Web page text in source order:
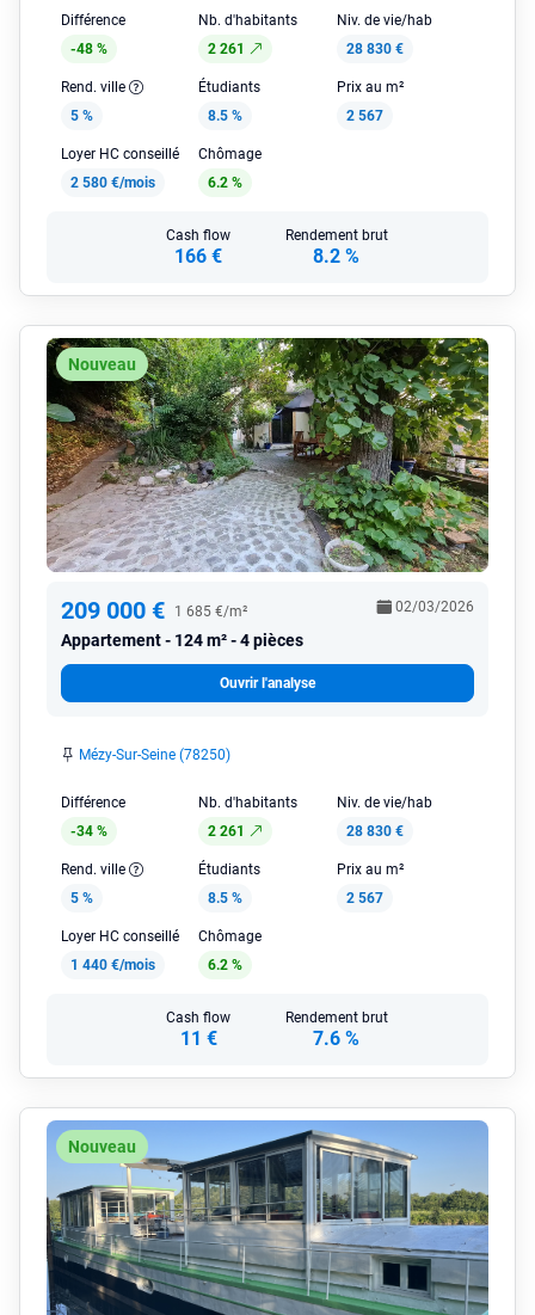
Différence
-48 %
Nb. d'habitants
2 261
Niv. de vie/hab
28 830 €
Rend. ville
5 %
Étudiants
8.5 %
Prix au m²
2 567
Loyer HC conseillé
2 580 €/mois
Chômage
6.2 %
Cash flow
166 €
Rendement brut
8.2 %
Nouveau
209 000 € 1 685 €/m²
Appartement 124 m² - 4 pièces
02/03/2026
Ouvrir l'analyse
Mézy-Sur-Seine (78250)
Différence
-34 %
Nb. d'habitants
2 261
Niv. de vie/hab
28 830 €
Rend. ville
5 %
Étudiants
8.5 %
Prix au m²
2 567
Loyer HC conseillé
1 440 €/mois
Chômage
6.2 %
Cash flow
11 €
Rendement brut
7.6 %
Nouveau